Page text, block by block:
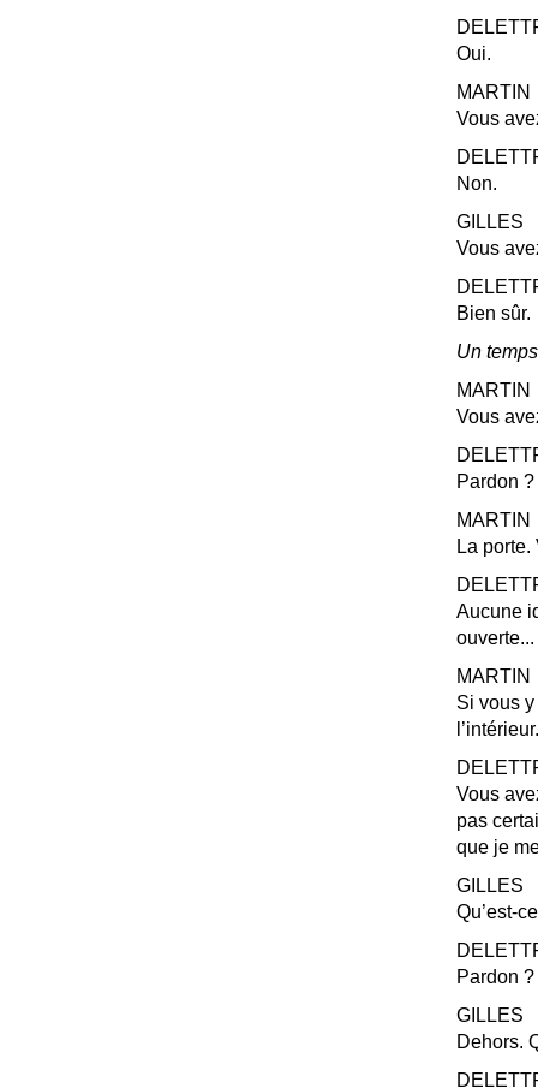
Oui.
MARTIN
Vous
Non.
GILLES
Vous
Bien sûr.
Un
MARTIN
Vous
Pardon ?
MARTIN
La porte.
Aucune
ouverte...
MARTIN
Si vous y
l’intérieur.
Vous
pas
que je
GILLES
Qu’est-
Pardon ?
GILLES
Dehors.